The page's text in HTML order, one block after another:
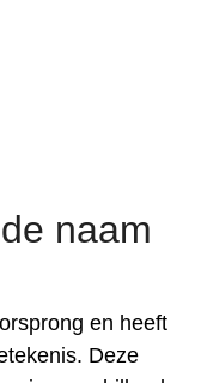
naam
en heeft
Deze